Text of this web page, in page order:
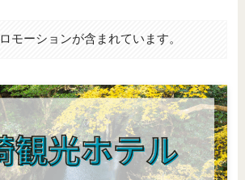
モーションが含まれています。